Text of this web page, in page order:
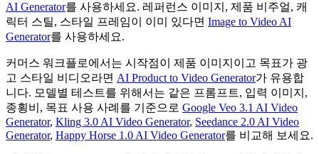
AI Generator를 사용하세요. 레퍼런스 이미지, 제품 비주얼, 캐
릭터 스틸, 스타일 프레임이 이미 있다면 Image to Video AI
Generator를 사용하세요.
커머스 워크플로에서는 시작점이 제품 이미지이고 목표가 광
고 스타일 비디오라면 AI Product to Video Generator가 유용합
니다. 모델별 테스트를 위해서는 같은 프롬프트, 입력 이미지,
종횡비, 목표 사용 사례를 기준으로 Google Veo 3.1 AI Video
Generator, Kling 3.0 AI Video Generator, Seedance 2.0 AI Video
Generator, Happy Horse 1.0 AI Video Generator를 비교해 보세요.